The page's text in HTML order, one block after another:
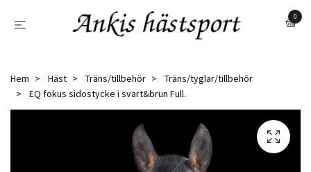
0
Hem Häst Träns/tillbehör
Träns/tyglar/tillbehör
EQ fokus sidostycke i svart&brun Full.